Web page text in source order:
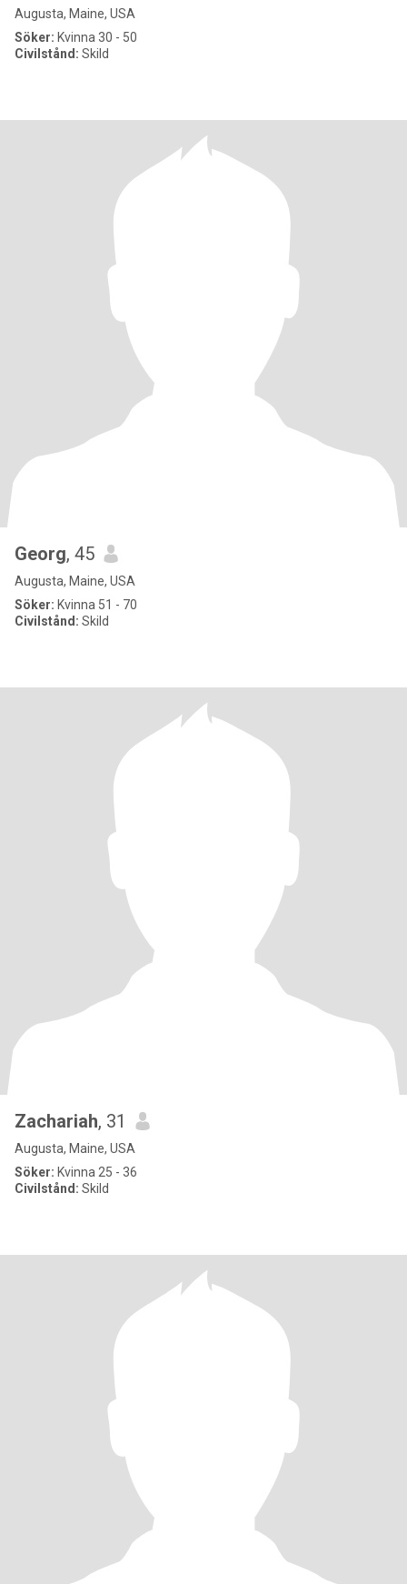
Augusta, Maine, USA
Söker: Kvinna 30 - 50
Civilstånd: Skild
Georg, 45
Augusta, Maine, USA
Söker: Kvinna 51 - 70
Civilstånd: Skild
Zachariah, 31
Augusta, Maine, USA
Söker: Kvinna 25 - 36
Civilstånd: Skild